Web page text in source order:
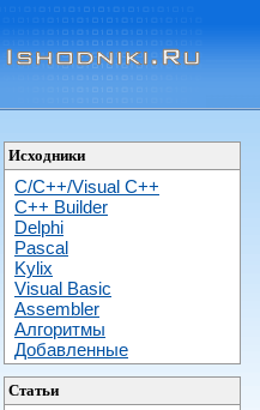
Исходники
C/C++/Visual C++
С++ Builder
Delphi
Pascal
Kylix
Visual Basic
Assembler
Алгоритмы
Добавленные
Статьи